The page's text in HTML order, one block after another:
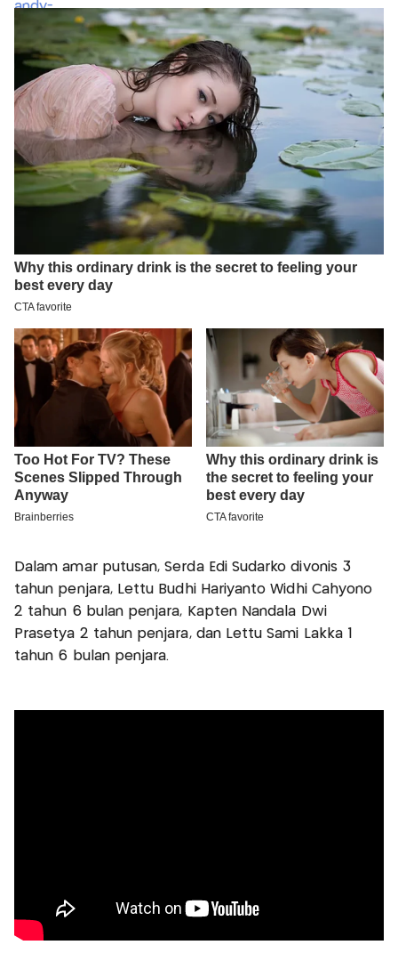
Dalam amar putusan, Serda Edi Sudarko divonis 3
tahun penjara, Lettu Budhi Hariyanto Widhi Cahyono
2 tahun 6 bulan penjara, Kapten Nandala Dwi
Prasetya 2 tahun penjara, dan Lettu Sami Lakka 1
tahun 6 bulan penjara.